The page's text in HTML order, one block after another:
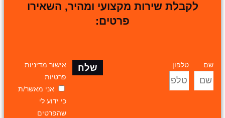
לקבלת שירות מקצועי ומהיר, השאירו
פרטים:
שם טלפון
אישור מדיניות
פרטיות
אני מאשר/ת
כי ידוע לי
שהפרטים
שלח